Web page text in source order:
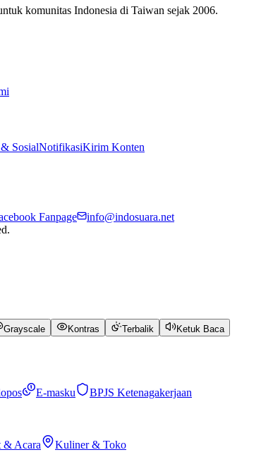
komunitas Indonesia di Taiwan sejak 2006.
SosialNotifikasiKirim Konten
Fanpage
info@indosuara.net
Grayscale Kontras Terbalik Ketuk Baca
E-masku
BPJS Ketenagakerjaan
& Acara
Kuliner & Toko